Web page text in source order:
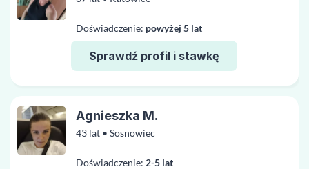
Doświadczenie: powyżej 5 lat
Sprawdź profil i stawkę
43 lat • Sosnowiec
Doświadczenie: 2-5 lat
Agnieszka M.